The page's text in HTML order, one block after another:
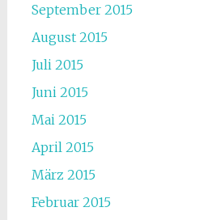
September 2015
August 2015
Juli 2015
Juni 2015
Mai 2015
April 2015
März 2015
Februar 2015